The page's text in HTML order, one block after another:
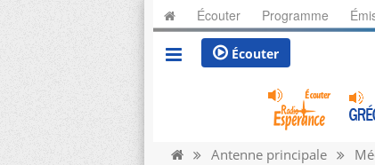
Écouter Programme
Écouter
Antenne principale